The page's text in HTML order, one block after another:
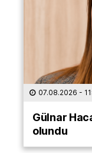
07.08.2026 -
Gülnar
olundu